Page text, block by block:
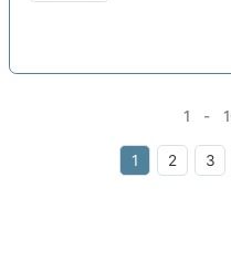
1 -
1 2 3